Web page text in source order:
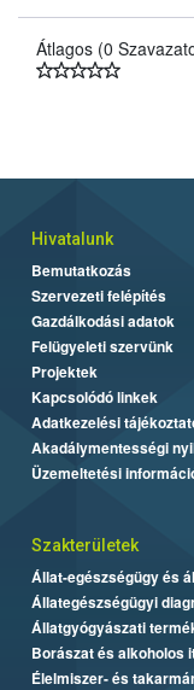
Átlagos (0
Hivatalunk
Bemutatkozás
Szervezeti felépítés
Gazdálkodási adatok
Felügyeleti szervünk
Projektek
Kapcsolódó linkek
Adatkezelési
Akadálymentességi
Üzemeltetési
Szakterületek
Állat-egészségügy és
Állategészségügyi
Állatgyógyászati
Borászat és alkoholos
Élelmiszer- és